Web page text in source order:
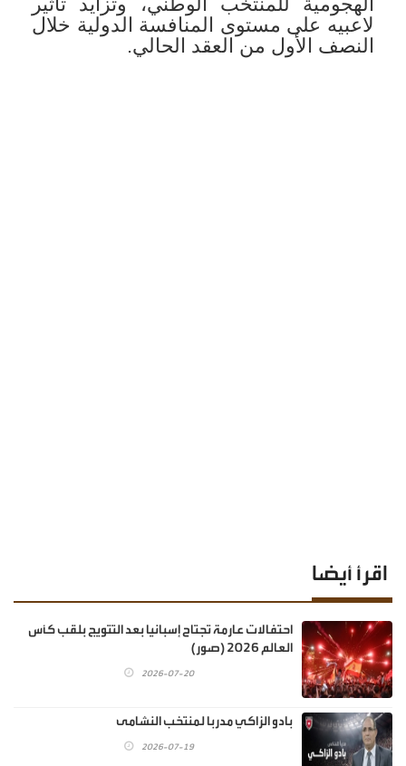
لاعبيه على مستوى المنافسة الدولية خلال
النصف الأول من العقد الحالي.
اقرأ أيضا
احتفالات عارمة تجتاح إسبانيا بعد التتويج بلقب كأس
العالم 2026 (صور)
2026-07-20
بادو الزاكي مدربا لمنتخب النشامى
2026-07-19